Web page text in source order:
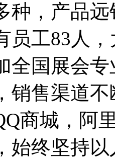
种，产品
员工83人
全国展会
销售渠道
商城，阿
始终坚持